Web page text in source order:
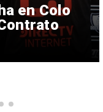
en Colo